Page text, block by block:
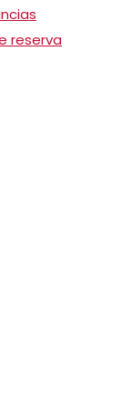
reserva